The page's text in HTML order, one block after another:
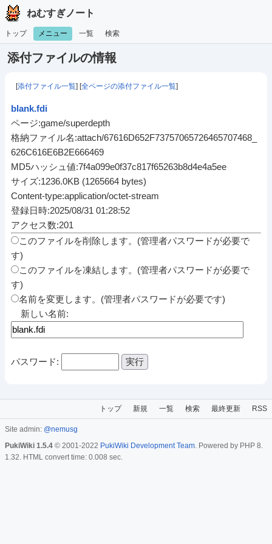
ねむすぎノート
トップ メニュー 一覧 検索
添付ファイルの情報
[添付ファイル一覧] [全ページの添付ファイル一覧]
blank.fdi
ページ:game/superdepth
格納ファイル名:attach/67616D652F73757065726465707468_
626C616E6B2E666469
MD5ハッシュ値:7f4a099e0f37c817f65263b8d4e4a5ee
サイズ:1236.0KB (1265664 bytes)
Content-type:application/octet-stream
登録日時:2025/08/31 01:28:52
アクセス数:201
このファイルを削除します。(管理者パスワードが必要で
す)
このファイルを凍結します。(管理者パスワードが必要で
す)
名前を変更します。(管理者パスワードが必要です)
新しい名前:
パスワード:
トップ 新規 一覧 検索 最終更新 RSS
Site admin: @nemusg
PukiWiki 1.5.4 © 2001-2022 PukiWiki Development Team. Powered by PHP 8.
1.32. HTML convert time: 0.008 sec.